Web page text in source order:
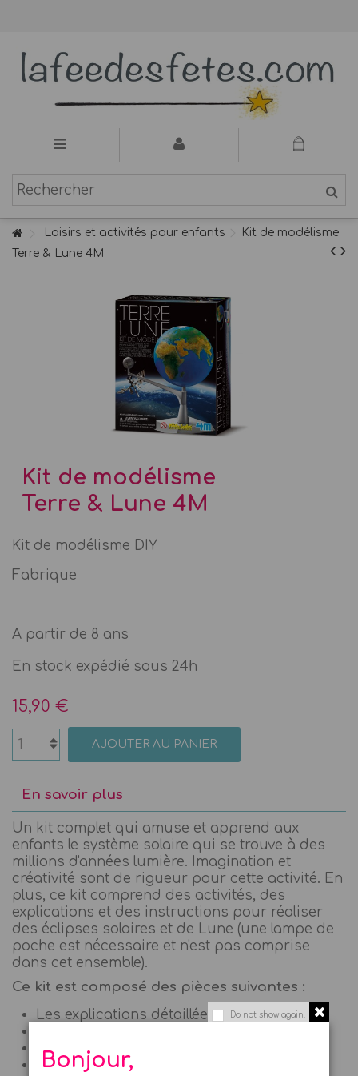
Do not show again.
Bonjour,
Loisirs et activités pour enfants
Kit de modélisme
Terre & Lune 4M
Kit de modélisme
Terre & Lune 4M
Kit de modélisme DIY
Fabrique
A partir de 8 ans
En stock expédié sous 24h
15,90 €
AJOUTER AU PANIER
En savoir plus
Un kit complet qui amuse et apprend aux
enfants le système solaire qui se trouve à des
millions d'années lumière. Imagination et
créativité sont de rigueur pour cette activité. En
plus, ce kit comprend des activités, des
explications et des instructions pour réaliser
des éclipses solaires et de Lune (une lampe de
poche est nécessaire et n'est pas comprise
dans cet ensemble).
Ce kit est composé des pièces suivantes :
Les explications détaillées
1 Bras articulé et support
1 Modèle Terre en 3D avec relief